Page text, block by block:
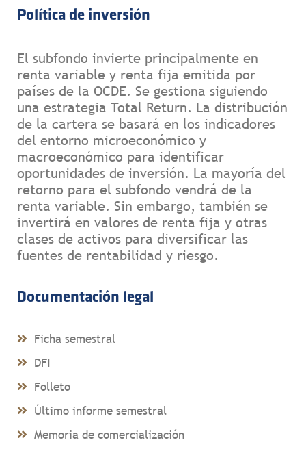
Política de inversión
El subfondo invierte principalmente en
renta variable y renta fija emitida por
países de la OCDE. Se gestiona siguiendo
una estrategia Total Return. La distribución
de la cartera se basará en los indicadores
del entorno microeconómico y
macroeconómico para identificar
oportunidades de inversión. La mayoría del
retorno para el subfondo vendrá de la
renta variable. Sin embargo, también se
invertirá en valores de renta fija y otras
clases de activos para diversificar las
fuentes de rentabilidad y riesgo.
Documentación legal
Ficha semestral
DFI
Folleto
Último informe semestral
Memoria de comercialización